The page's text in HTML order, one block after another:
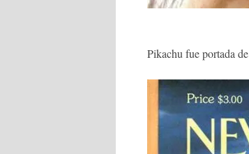
Pikachu fue portada de